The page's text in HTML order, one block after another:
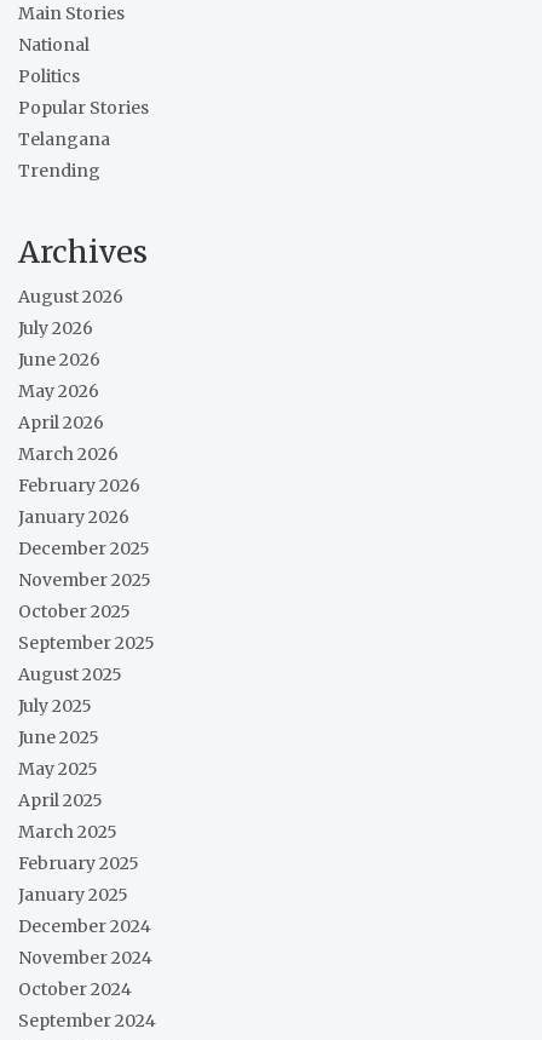
Main Stories
National
Politics
Popular Stories
Telangana
Trending
Archives
August 2026
July 2026
June 2026
May 2026
April 2026
March 2026
February 2026
January 2026
December 2025
November 2025
October 2025
September 2025
August 2025
July 2025
June 2025
May 2025
April 2025
March 2025
February 2025
January 2025
December 2024
November 2024
October 2024
September 2024